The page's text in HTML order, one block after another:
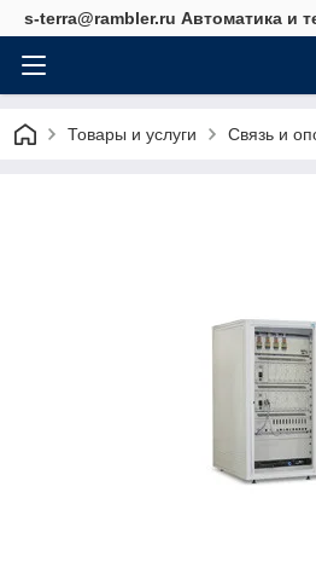
s-terra@rambler.ru Автоматика и
Товары и услуги Связь и